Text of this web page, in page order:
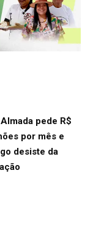
pede R$
por mês e
desiste da